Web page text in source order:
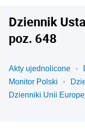
Dziennik
poz. 648
Akty ujednolicone
Monitor Polski
Dzienniki Unii